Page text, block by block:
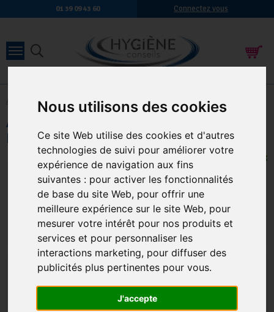
Nous utilisons des cookies
Ce site Web utilise des cookies et d'autres
technologies de suivi pour améliorer votre
expérience de navigation aux fins
suivantes : pour activer les fonctionnalités
de base du site Web, pour offrir une
meilleure expérience sur le site Web, pour
mesurer votre intérêt pour nos produits et
services et pour personnaliser les
interactions marketing, pour diffuser des
publicités plus pertinentes pour vous.
J'accepte
01 39 09 43 60 Connectez vous
-Matériel de nettoyage - Autolaveuse
Autolaveuse autotractée compacte 430
Bull
EN STOCK
:
4 400,00 €
HT
3 520,00 €
HT
5 280,00 €
TTC
4 224,00 €
AJOUTER AU PANIER